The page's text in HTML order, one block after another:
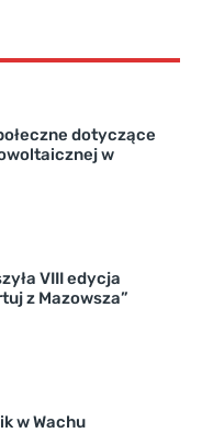
dotyczące
w
VIII edycja
z Mazowsza”
w Wachu